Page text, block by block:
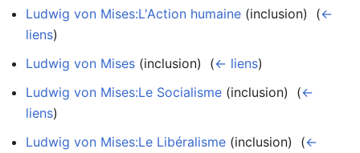
Ludwig von Mises:L'Action humaine (inclusion) ‎ (←
liens)
Ludwig von Mises (inclusion) ‎ (← liens)
Ludwig von Mises:Le Socialisme (inclusion) ‎ (←
liens)
Ludwig von Mises:Le Libéralisme (inclusion) ‎ (←